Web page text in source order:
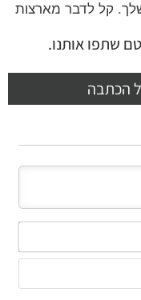
לדבר מארצות
אותנו.